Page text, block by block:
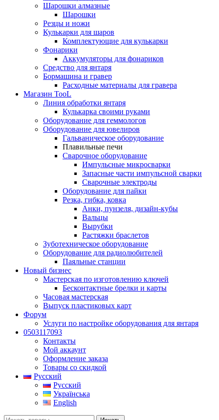
Шарошки алмазные
Шарошки
Резцы и ножи
Кулькарки для шаров
Комплектующие для кулькарки
Фонарики
Аккумуляторы для фонариков
Средство для янтаря
Бормашина и гравер
Расходные материалы для гравера
Магазин TooL
Линия обработки янтаря
Кулькарка своими руками
Оборудование для геммологов
Оборудование для ювелиров
Гальваническое оборудование
Плавильные печи
Сварочное оборудование
Импульсные микросварки
Запасные части импульсной сварки
Сварочные электроды
Оборудование для пайки
Резка, гибка, ковка
Анки, пунзеля, дизайн-кубы
Вальцы
Вырубки
Растяжки браслетов
Зуботехническое оборудование
Оборудование для радиолюбителей
Паяльные станции
Новый бизнес
Мастерская по изготовлению ключей
Бесконтактные брелки и карты
Часовая мастерская
Выпуск пластиковых карт
Форум
Услуги по настройке оборудования для янтаря
0503117093
Контакты
Мой аккаунт
Оформление заказа
Товары со скидкой
Русский
Русский
Українська
English